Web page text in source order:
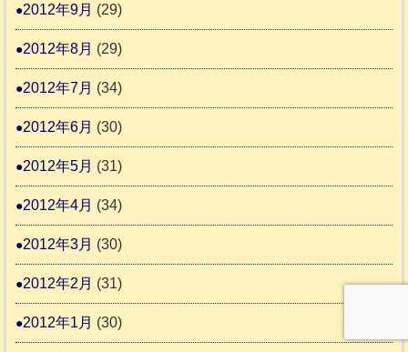
2012年9月 (29)
2012年8月 (29)
2012年7月 (34)
2012年6月 (30)
2012年5月 (31)
2012年4月 (34)
2012年3月 (30)
2012年2月 (31)
2012年1月 (30)